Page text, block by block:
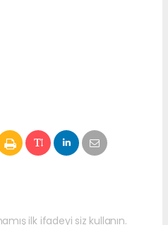
ilk ifadeyi siz kullanın.